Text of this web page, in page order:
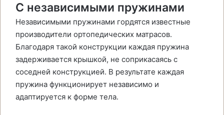
С независимыми пружинами
Независимыми пружинами гордятся известные
производители ортопедических матрасов.
Благодаря такой конструкции каждая пружина
задерживается крышкой, не соприкасаясь с
соседней конструкцией. В результате каждая
пружина функционирует независимо и
адаптируется к форме тела.